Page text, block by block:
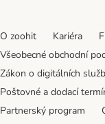
O zoohit Kariéra
Všeobecné obchodní
Zákon o digitálních
Poštovné a dodací
Partnerský program